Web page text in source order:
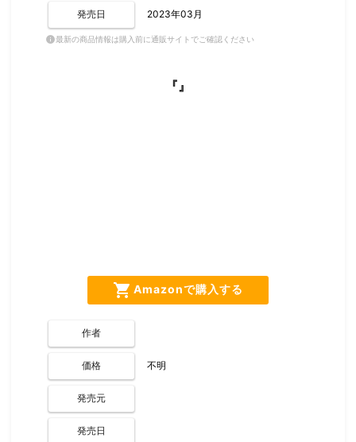
発売日 2023年03月
info最新の商品情報は購入前に通販サイトでご確認ください
『』
shopping_cart Amazonで購入する
作者
価格 不明
発売元
発売日